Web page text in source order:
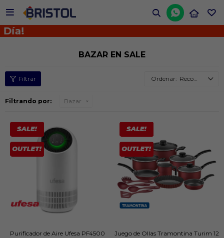


BAZAR EN SALE
Recomendados
Filtrando por: Bazar
Purificador de Aire Ufesa PF4500
Juego de Ollas Tramontina Turim 12